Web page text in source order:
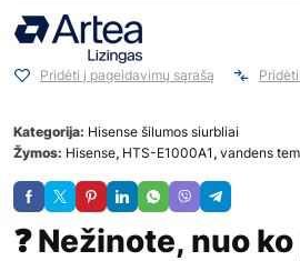
Pridėti į pageidavimų sąrašą
Kategorija: Hisense šilumos siurbliai
Žymos: Hisense, HTS-E1000A1 , vandens
❓ Nežinote, nuo